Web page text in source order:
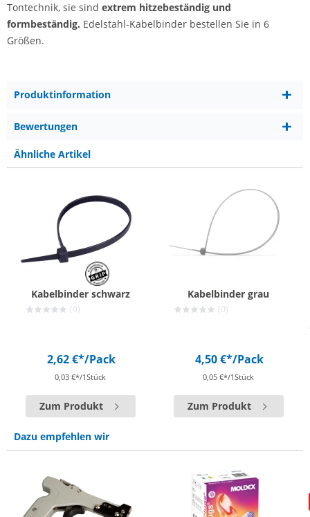
Tontechnik, sie sind extrem hitzebeständig und
formbeständig. Edelstahl-Kabelbinder bestellen Sie in 6
Größen.
Produktinformation
Bewertungen
Ähnliche Artikel
Kabelbinder schwarz
(0)
2,62 €*/Pack
0,03 €*/1Stück
Zum Produkt
Kabelbinder grau
(0)
4,50 €*/Pack
0,05 €*/1Stück
Zum Produkt
Dazu empfehlen wir